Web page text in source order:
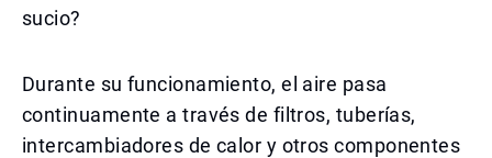
sucio?
Durante su funcionamiento, el aire pasa
continuamente a través de filtros, tuberías,
intercambiadores de calor y otros componentes